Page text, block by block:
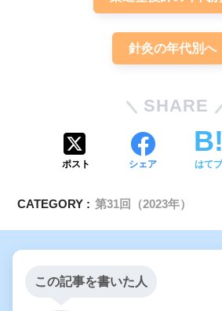
針灸の年代別へ
SHARE
ポスト シェア はて
CATEGORY : 第31回（2023年）
この記事を書いた人